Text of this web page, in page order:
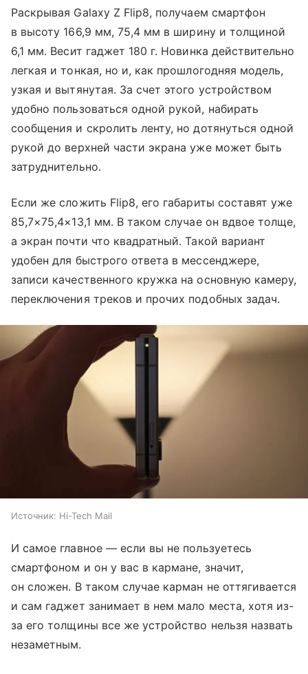
Раскрывая Galaxy Z Flip8, получаем смартфон
в высоту 166,9 мм, 75,4 мм в ширину и толщиной
6,1 мм. Весит гаджет 180 г. Новинка действительно
легкая и тонкая, но и, как прошлогодняя модель,
узкая и вытянутая. За счет этого устройством
удобно пользоваться одной рукой, набирать
сообщения и скролить ленту, но дотянуться одной
рукой до верхней части экрана уже может быть
затруднительно.
Если же сложить Flip8, его габариты составят уже
85,7×75,4×13,1 мм. В таком случае он вдвое толще,
а экран почти что квадратный. Такой вариант
удобен для быстрого ответа в мессенджере,
записи качественного кружка на основную камеру,
переключения треков и прочих подобных задач.
Источник: Hi-Tech Mail
И самое главное — если вы не пользуетесь
смартфоном и он у вас в кармане, значит,
он сложен. В таком случае карман не оттягивается
и сам гаджет занимает в нем мало места, хотя из-
за его толщины все же устройство нельзя назвать
незаметным.